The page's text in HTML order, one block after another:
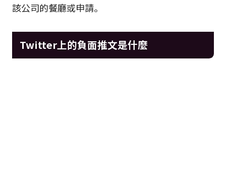
該公司的餐廳或申請。
Twitter上的負面推文是什麼